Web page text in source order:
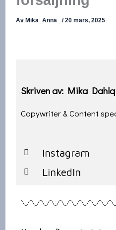
Av Mika_Anna_/20 mars, 2025
Skriven av: Mika
Copywriter & Content
Instagram
LinkedIn